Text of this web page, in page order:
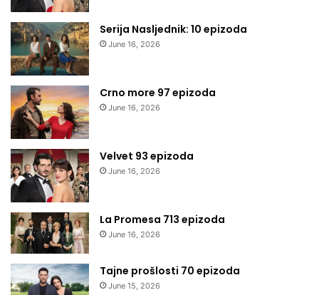
Serija Nasljednik: 10 epizoda
June 16, 2026
Crno more 97 epizoda
June 16, 2026
Velvet 93 epizoda
June 16, 2026
La Promesa 713 epizoda
June 16, 2026
Tajne prošlosti 70 epizoda
June 15, 2026